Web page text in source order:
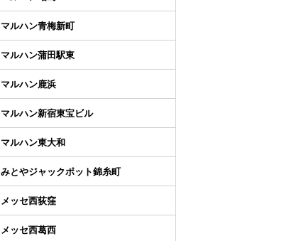
マルハン青梅新町
マルハン蒲田駅東
マルハン鹿浜
マルハン新宿東宝ビル
マルハン東大和
みとやジャックポット錦糸町
メッセ西荻窪
メッセ西葛西